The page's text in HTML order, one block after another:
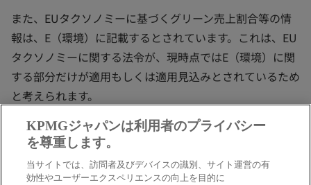
また、EUタクソノミーに基づくグリーン売上割合等の情
報は、E（環境）に記載するとされています。これは、EU
タクソノミーに関する法令が、現時点ではE（環境）に関
する部分だけが適用もしくは適用見込みとされているため
と考えられます。
IV.さいごに
KPMGジャパンは利用者のプライバシー
を尊重します。
当サイトでは、訪問者及びデバイスの識別、サイト運営の有
効性やユーザーエクスペリエンスの向上を目的に